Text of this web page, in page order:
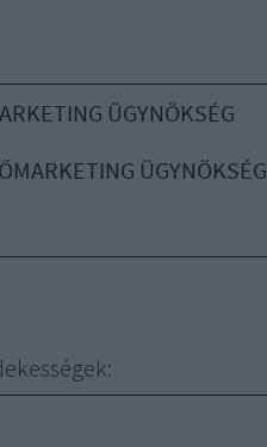
ÜGYNÖKSÉG
ÜGYNÖKSÉG